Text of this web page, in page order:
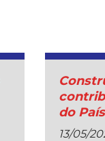
do País
13/05/